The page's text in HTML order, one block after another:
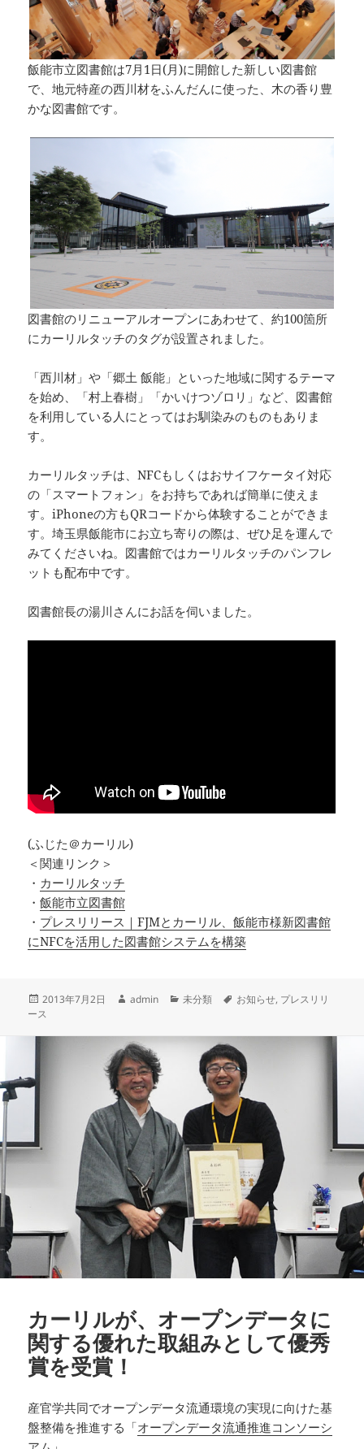
飯能市立図書館は7月1日(月)に開館した新しい図書館
で、地元特産の西川材をふんだんに使った、木の香り豊
かな図書館です。
図書館のリニューアルオープンにあわせて、約100箇所
にカーリルタッチのタグが設置されました。
「西川材」や「郷土 飯能」といった地域に関するテーマ
を始め、「村上春樹」「かいけつゾロリ」など、図書館
を利用している人にとってはお馴染みのものもありま
す。
カーリルタッチは、NFCもしくはおサイフケータイ対応
の「スマートフォン」をお持ちであれば簡単に使えま
す。iPhoneの方もQRコードから体験することができま
す。埼玉県飯能市にお立ち寄りの際は、ぜひ足を運んで
みてくださいね。図書館ではカーリルタッチのパンフレ
ットも配布中です。
図書館長の湯川さんにお話を伺いました。
(ふじた＠カーリル)
＜関連リンク＞
・ カーリルタッチ
・飯能市立図書館
・ プレスリリース｜FJMとカーリル、飯能市様新図書館
にNFCを活用した図書館システムを構築
投
稿
2013年7月2日
作
admin
カ
未分類
タ
お知らせ, プレスリリ
ース
カーリルが、オープンデータに
関する優れた取組みとして優秀
賞を受賞！
産官学共同でオープンデータ流通環境の実現に向けた基
盤整備を推進する「オープンデータ流通推進コンソーシ